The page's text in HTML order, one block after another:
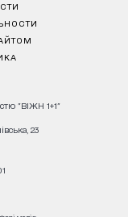
"ВІЖН 1+1"
23